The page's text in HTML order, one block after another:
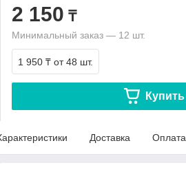
2 150 ₸
Минимальный заказ — 12 шт.
1 950 ₸ от 48 шт.
Купить
Доставка Оплата